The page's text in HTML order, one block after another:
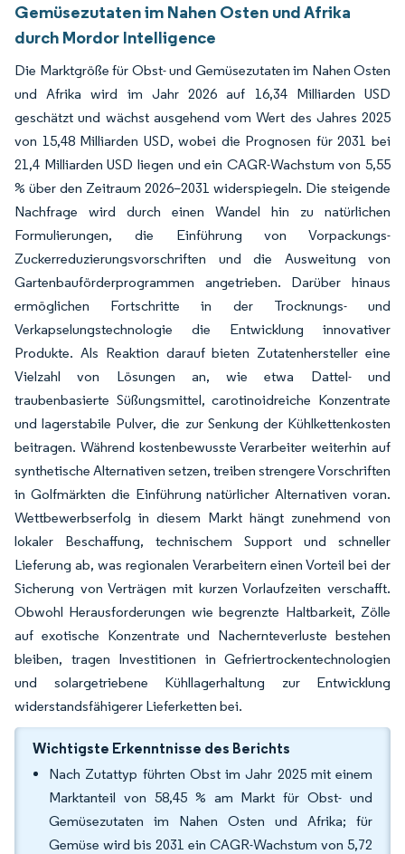
Gemüsezutaten im Nahen Osten und Afrika
durch Mordor Intelligence
Die Marktgröße für Obst- und Gemüsezutaten im Nahen Osten
und Afrika wird im Jahr 2026 auf 16,34 Milliarden USD
geschätzt und wächst ausgehend vom Wert des Jahres 2025
von 15,48 Milliarden USD, wobei die Prognosen für 2031 bei
21,4 Milliarden USD liegen und ein CAGR-Wachstum von 5,55
% über den Zeitraum 2026–2031 widerspiegeln. Die steigende
Nachfrage wird durch einen Wandel hin zu natürlichen
Formulierungen, die Einführung von Vorpackungs-
Zuckerreduzierungsvorschriften und die Ausweitung von
Gartenbauförderprogrammen angetrieben. Darüber hinaus
ermöglichen Fortschritte in der Trocknungs- und
Verkapselungstechnologie die Entwicklung innovativer
Produkte. Als Reaktion darauf bieten Zutatenhersteller eine
Vielzahl von Lösungen an, wie etwa Dattel- und
traubenbasierte Süßungsmittel, carotinoidreiche Konzentrate
und lagerstabile Pulver, die zur Senkung der Kühlkettenkosten
beitragen. Während kostenbewusste Verarbeiter weiterhin auf
synthetische Alternativen setzen, treiben strengere Vorschriften
in Golfmärkten die Einführung natürlicher Alternativen voran.
Wettbewerbserfolg in diesem Markt hängt zunehmend von
lokaler Beschaffung, technischem Support und schneller
Lieferung ab, was regionalen Verarbeitern einen Vorteil bei der
Sicherung von Verträgen mit kurzen Vorlaufzeiten verschafft.
Obwohl Herausforderungen wie begrenzte Haltbarkeit, Zölle
auf exotische Konzentrate und Nachernteverluste bestehen
bleiben, tragen Investitionen in Gefriertrockentechnologien
und solargetriebene Kühllagerhaltung zur Entwicklung
widerstandsfähigerer Lieferketten bei.
Wichtigste Erkenntnisse des Berichts
Nach Zutattyp führten Obst im Jahr 2025 mit einem
Marktanteil von 58,45 % am Markt für Obst- und
Gemüsezutaten im Nahen Osten und Afrika; für
Gemüse wird bis 2031 ein CAGR-Wachstum von 5,72